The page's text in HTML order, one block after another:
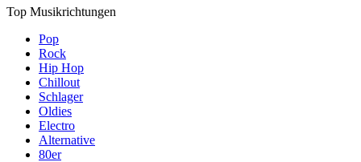
Top Musikrichtungen
Pop
Rock
Hip Hop
Chillout
Schlager
Oldies
Electro
Alternative
80er